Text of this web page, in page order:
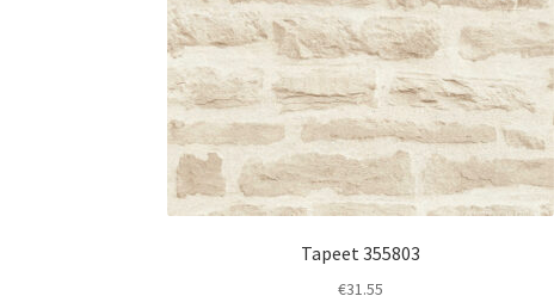
Tapeet 355803
€31.55